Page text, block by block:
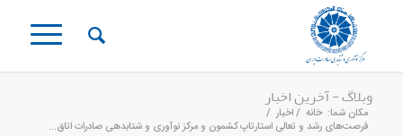
وبلاگ - آخرین اخبار
مکان شما: خانه /اخبار /
فرصت‌‌های رشد و تعالی استارتاپ کشمون و مرکز نوآوری و شتابدهی صادرات اتاق...